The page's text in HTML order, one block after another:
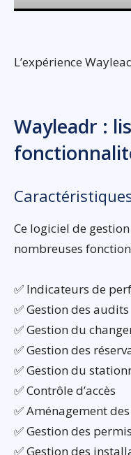
L’expérience
Wayleadr :
Ce logiciel de
nombreuses
✅ Indicateurs de
✅ Gestion des audits
✅ Gestion du
✅ Gestion des
✅ Gestion du
✅ Contrôle d’accès
✅ Aménagement
✅ Gestion des permis
✅ Gestion des